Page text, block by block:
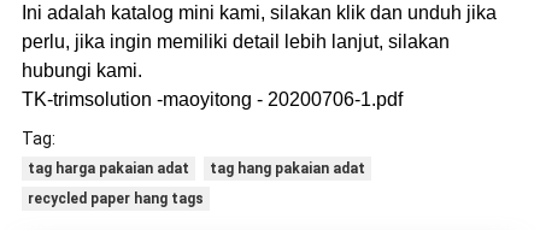
Ini adalah katalog mini kami, silakan klik dan unduh jika
perlu, jika ingin memiliki detail lebih lanjut, silakan
hubungi kami.
TK-trimsolution -maoyitong - 20200706-1.pdf
Tag:
tag harga pakaian adat
tag hang pakaian adat
recycled paper hang tags